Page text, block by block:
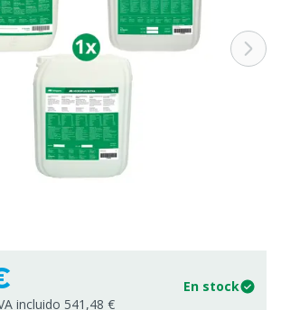
En stock
incluido 541,48 €